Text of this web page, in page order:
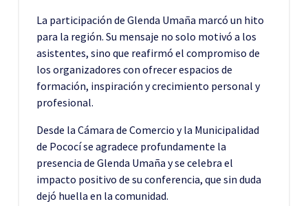
La participación de Glenda Umaña marcó un hito
para la región. Su mensaje no solo motivó a los
asistentes, sino que reafirmó el compromiso de
los organizadores con ofrecer espacios de
formación, inspiración y crecimiento personal y
profesional.
Desde la Cámara de Comercio y la Municipalidad
de Pococí se agradece profundamente la
presencia de Glenda Umaña y se celebra el
impacto positivo de su conferencia, que sin duda
dejó huella en la comunidad.